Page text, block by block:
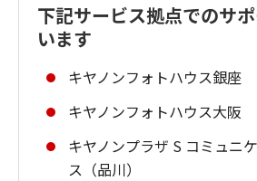
下記サービス拠点でのサ
います
キヤノンフォトハウス銀座
キヤノンフォトハウス大阪
キヤノンプラザ S コミュニ
ス（品川）